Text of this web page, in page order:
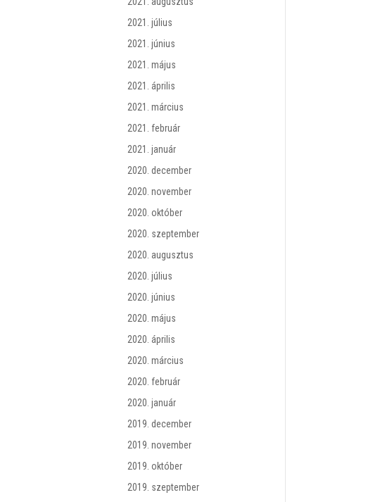
2021. július
2021. június
2021. május
2021. április
2021. március
2021. február
2021. január
2020. december
2020. november
2020. október
2020. szeptember
2020. augusztus
2020. július
2020. június
2020. május
2020. április
2020. március
2020. február
2020. január
2019. december
2019. november
2019. október
2019. szeptember